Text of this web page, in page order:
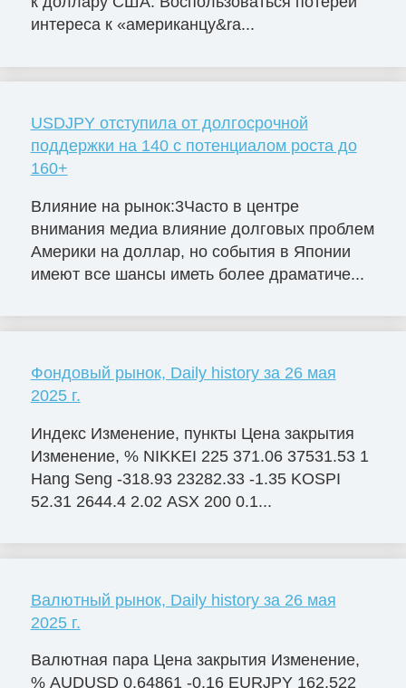
интереса к «американцу&ra...
USDJPY отступила от долгосрочной
поддержки на 140 с потенциалом роста до
160+
Влияние на рынок:3Часто в центре
внимания медиа влияние долговых проблем
Америки на доллар, но события в Японии
имеют все шансы иметь более драматиче...
Фондовый рынок, Daily history за 26 мая
2025 г.
Индекс Изменение, пункты Цена закрытия
Изменение, % NIKKEI 225 371.06 37531.53 1
Hang Seng -318.93 23282.33 -1.35 KOSPI
52.31 2644.4 2.02 ASX 200 0.1...
Валютный рынок, Daily history за 26 мая
2025 г.
Валютная пара Цена закрытия Изменение,
% AUDUSD 0.64861 -0.16 EURJPY 162.522